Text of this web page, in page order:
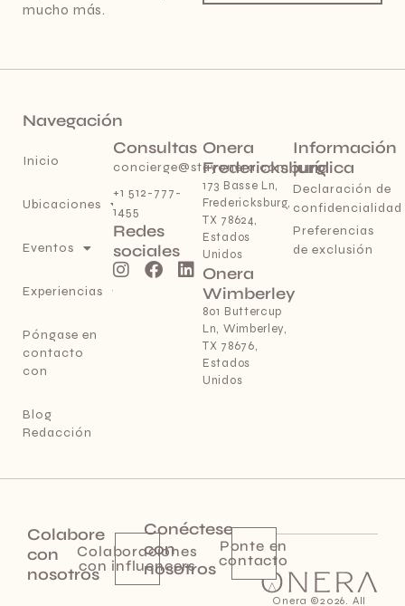
mucho más.
Navegación
Inicio
Ubicaciones
Eventos
Experiencias
Póngase en
contacto
con
Blog
Redacción
Consultas
concierge@stayonera.com
+1 512-777-
1455
Redes
sociales
Onera
Fredericksburg
173 Basse Ln,
Fredericksburg,
TX 78624,
Estados
Unidos
Onera
Wimberley
801 Buttercup
Ln, Wimberley,
TX 78676,
Estados
Unidos
Información
jurídica
Declaración de
confidencialidad
Preferencias
de exclusión
Onera ©2026. All
Colabore
con
nosotros
Colaboraciones
con influencers
Conéctese
con
nosotros
Ponte en
contacto